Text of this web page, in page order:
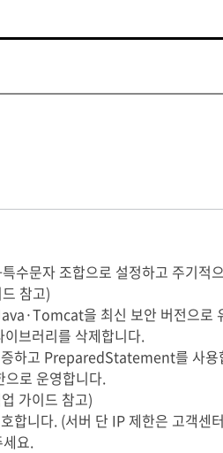
수문자 조합으로 설정하고 주기적
참고)
을 최신 보안 버전으로
브러리를 삭제합니다.
증하고 PreparedStatement를 사용
으로 운영합니다.
가이드 참고)
합니다. (서버 단 IP 제한은 고객센
요.